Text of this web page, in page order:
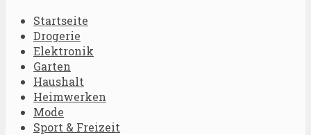
Startseite
Drogerie
Elektronik
Garten
Haushalt
Heimwerken
Mode
Sport & Freizeit